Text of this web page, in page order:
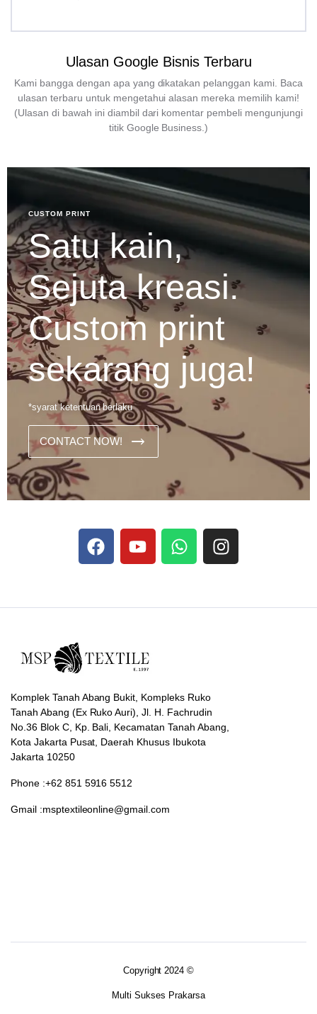
Ulasan Google Bisnis Terbaru
Kami bangga dengan apa yang dikatakan pelanggan kami. Baca
ulasan terbaru untuk mengetahui alasan mereka memilih kami!
(Ulasan di bawah ini diambil dari komentar pembeli mengunjungi
titik Google Business.)
CUSTOM PRINT
Satu kain,
Sejuta kreasi.
Custom print
sekarang juga!
*syarat ketentuan berlaku
CONTACT NOW!
francophones.
Komplek Tanah Abang Bukit, Kompleks Ruko
Tanah Abang (Ex Ruko Auri), Jl. H. Fachrudin
No.36 Blok C, Kp. Bali, Kecamatan Tanah Abang,
Kota Jakarta Pusat, Daerah Khusus Ibukota
Jakarta 10250
Phone :+62 851 5916 5512
Gmail :msptextileonline@gmail.com
Copyright 2024 ©
Multi Sukses Prakarsa